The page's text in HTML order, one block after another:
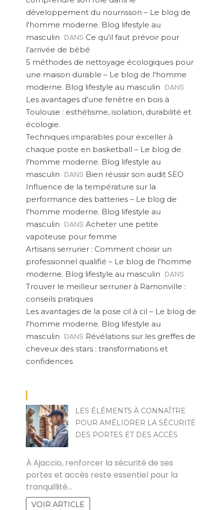
développement du nourrisson – Le blog de
l'homme moderne. Blog lifestyle au
masculin DANS Ce qu’il faut prévoir pour
l’arrivée de bébé
5 méthodes de nettoyage écologiques pour
une maison durable – Le blog de l'homme
moderne. Blog lifestyle au masculin DANS
Les avantages d’une fenêtre en bois à
Toulouse : esthétisme, isolation, durabilité et
écologie.
Techniques imparables pour exceller à
chaque poste en basketball – Le blog de
l'homme moderne. Blog lifestyle au
masculin DANS Bien réussir son audit SEO
Influence de la température sur la
performance des batteries – Le blog de
l'homme moderne. Blog lifestyle au
masculin DANS Acheter une petite
vapoteuse pour femme
Artisans serrurier : Comment choisir un
professionnel qualifié – Le blog de l'homme
moderne. Blog lifestyle au masculin DANS
Trouver le meilleur serrurier à Ramonville :
conseils pratiques
Les avantages de la pose cil à cil – Le blog de
l'homme moderne. Blog lifestyle au
masculin DANS Révélations sur les greffes de
cheveux des stars : transformations et
confidences
LES ÉLÉMENTS À CONNAÎTRE
POUR AMÉLIORER LA SÉCURITÉ
DES PORTES ET DES ACCÈS
À Ajaccio, renforcer la sécurité de ses
portes et accès reste essentiel pour la
tranquillité…
VOIR ARTICLE